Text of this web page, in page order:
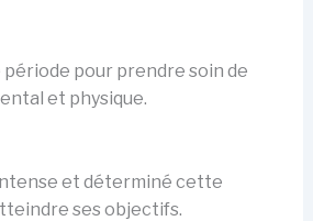
pour prendre soin de
et physique.
et déterminé cette
ses objectifs.